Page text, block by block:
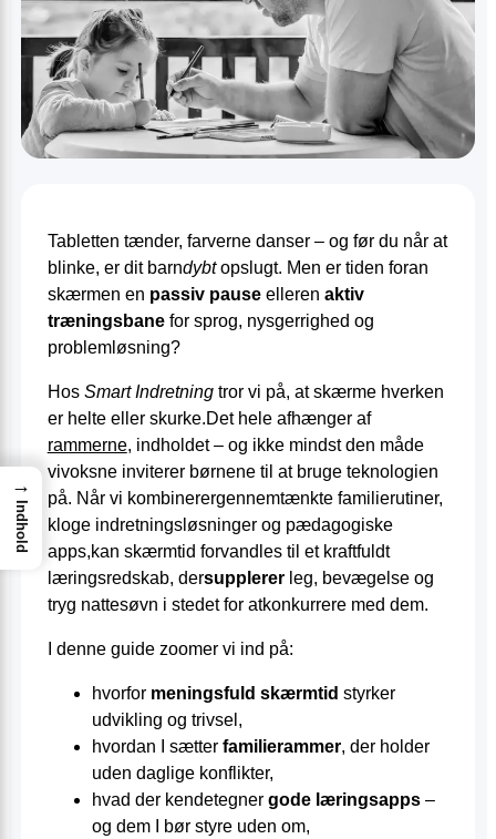
Tabletten tænder, farverne danser – og før du når at
blinke, er dit barndybtopslugt. Men er tiden foran
skærmen en passiv pauseelleren aktiv
træningsbanefor sprog, nysgerrighed og
problemløsning?
Hos Smart Indretningtror vi på, at skærme hverken
er helte eller skurke.Det hele afhænger af
rammerne, indholdet – og ikke mindst den måde
vivoksne inviterer børnene til at bruge teknologien
på. Når vi kombinerergennemtænkte familierutiner,
kloge indretnings­løsninger og pædagogiske
apps,kan skærmtid forvandles til et kraftfuldt
lærings­redskab, dersupplererleg, bevægelse og
tryg nattesøvn i stedet for atkonkurrere med dem.
I denne guide zoomer vi ind på:
hvorfor meningsfuld skærmtid styrker
udvikling og trivsel,
hvordan I sætter familierammer, der holder
uden daglige konflikter,
hvad der kendetegner gode læringsapps–
og dem I bør styre uden om,
→
Indhold